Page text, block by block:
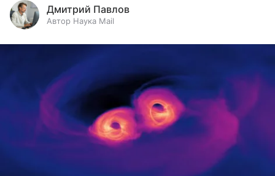
Дмитрий Павлов
Автор Наука Mail